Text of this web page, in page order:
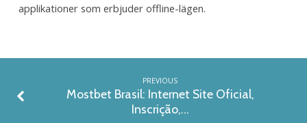
applikationer som erbjuder offline-lägen.
PREVIOUS
Mostbet Brasil: Internet Site Oficial,
Inscrição,…